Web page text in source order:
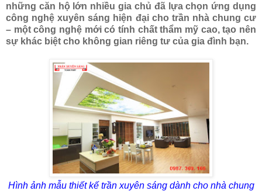
những căn hộ lớn nhiều gia chủ đã lựa chọn ứng dụng
công nghệ xuyên sáng hiện đại cho trần nhà chung cư
– một công nghệ mới có tính chất thẩm mỹ cao, tạo nên
sự khác biệt cho không gian riêng tư của gia đình bạn.
Hình ảnh mẫu thiết kế trần xuyên sáng dành cho nhà chung